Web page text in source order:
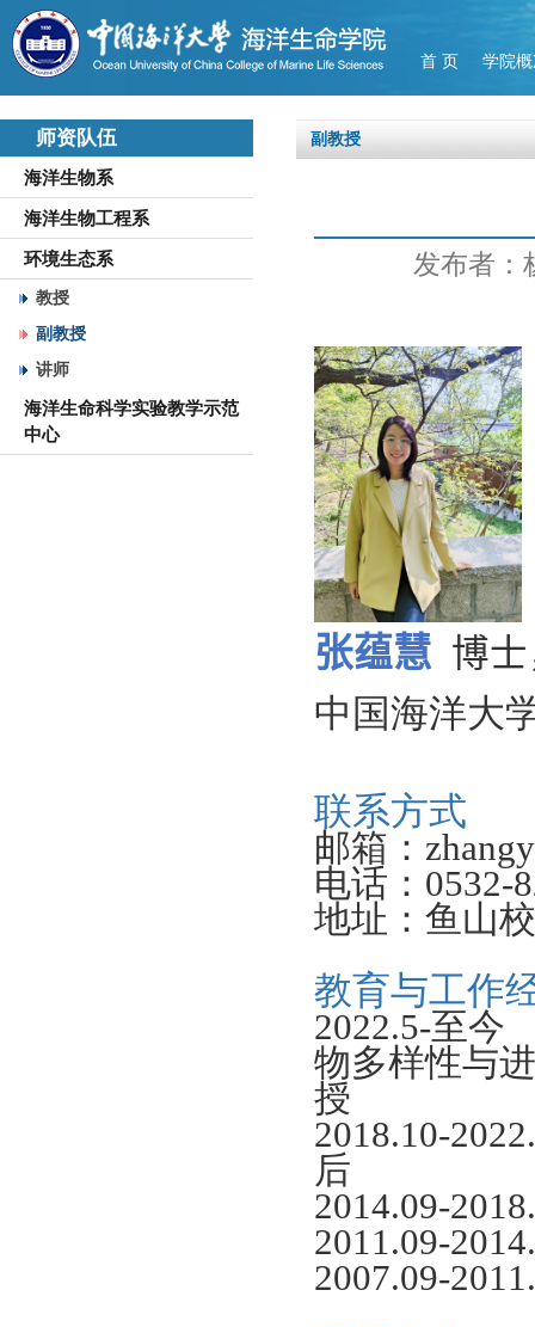
首 页 学院
师资队伍
海洋生物系
海洋生物工程系
环境生态系
教授
副教授
讲师
海洋生命科学实验教学示范
中心
副教授
发布者：
张蕴慧 博
中国海洋大
联系方式
邮箱：
电话： 0532-
地址：鱼山
教育与工作
2022.5-至今
物多样性与
授
2018.10-
后
2014.09-
2011.09-
2007.09-